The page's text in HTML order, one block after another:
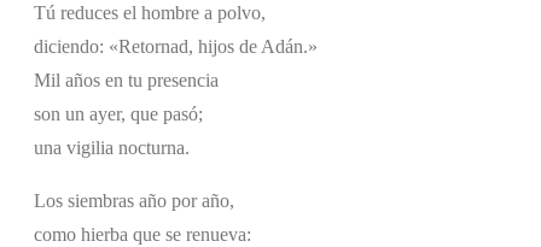
Tú reduces el hombre a polvo,
diciendo: «Retornad, hijos de Adán.»
Mil años en tu presencia
son un ayer, que pasó;
una vigilia nocturna.
Los siembras año por año,
como hierba que se renueva: